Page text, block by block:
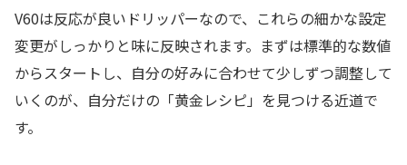
V60は反応が良いドリッパーなので、これらの細かな設定
変更がしっかりと味に反映されます。まずは標準的な数値
からスタートし、自分の好みに合わせて少しずつ調整して
いくのが、自分だけの「黄金レシピ」を見つける近道で
す。